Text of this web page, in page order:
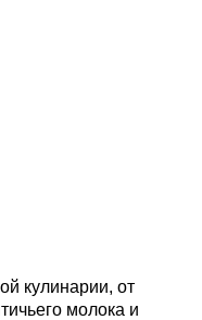
кулинарии, от
молока и